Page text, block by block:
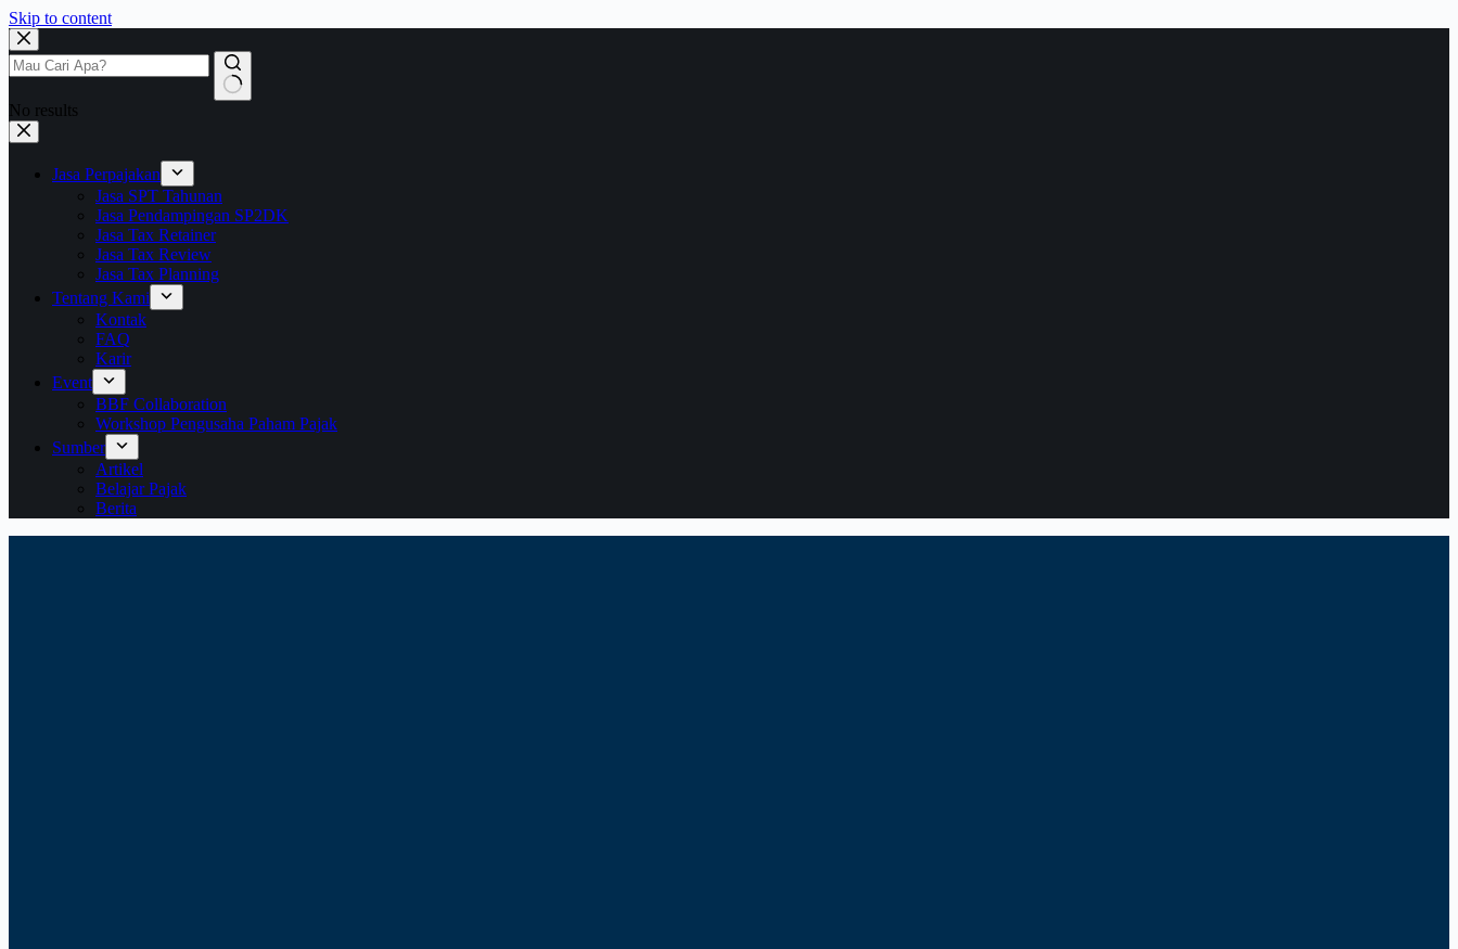
Skip to content
No results
Jasa Perpajakan
Jasa SPT Tahunan
Jasa Pendampingan SP2DK
Jasa Tax Retainer
Jasa Tax Review
Jasa Tax Planning
Tentang Kami
Kontak
FAQ
Karir
Event
BBF Collaboration
Workshop Pengusaha Paham Pajak
Sumber
Artikel
Belajar Pajak
Berita